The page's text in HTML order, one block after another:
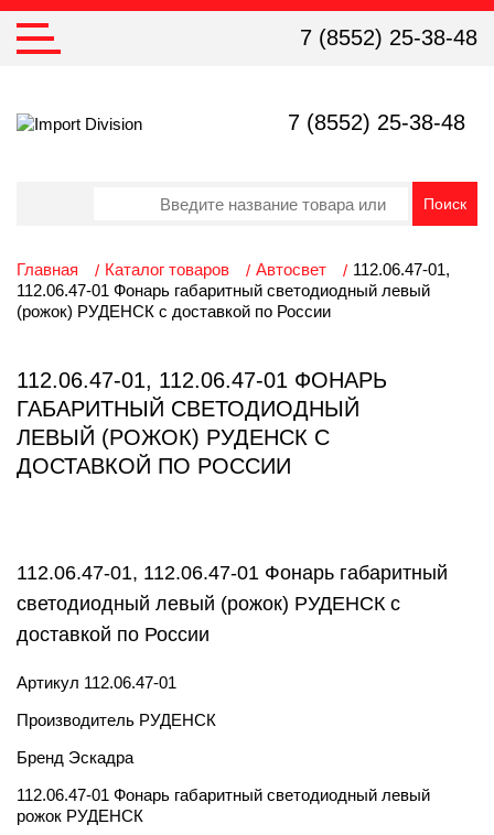
7 (8552) 25-38-48
7 (8552) 25-38-48
Главная Каталог товаров Автосвет
112.06.47-01,
112.06.47-01 Фонарь габаритный светодиодный левый
(рожок) РУДЕНСК с доставкой по России
112.06.47-01, 112.06.47-01 ФОНАРЬ
ГАБАРИТНЫЙ СВЕТОДИОДНЫЙ
ЛЕВЫЙ (РОЖОК) РУДЕНСК С
ДОСТАВКОЙ ПО РОССИИ
112.06.47-01, 112.06.47-01 Фонарь габаритный
светодиодный левый (рожок) РУДЕНСК с
доставкой по России
Артикул 112.06.47-01
Производитель РУДЕНСК
Бренд Эскадра
112.06.47-01 Фонарь габаритный светодиодный левый
рожок РУДЕНСК